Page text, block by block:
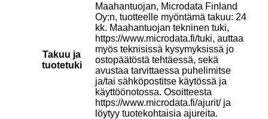
Takuu ja
tuotetuki
Maahantuojan, Microdata Finland
Oy:n, tuotteelle myöntämä takuu: 24
kk. Maahantuojan tekninen tuki,
https://www.microdata.fi/tuki, auttaa
myös teknisissä kysymyksissä jo
ostopäätöstä tehtäessä, sekä
avustaa tarvittaessa puhelimitse
ja/tai sähköpostitse käytössä ja
käyttöönotossa. Osoitteesta
https://www.microdata.fi/ajurit/ ja
löytyy tuotekohtaisia ajureita.